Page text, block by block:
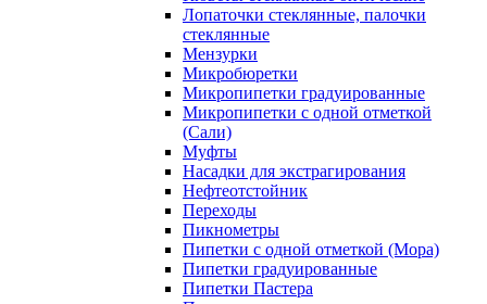
Лопаточки стеклянные, палочки
стеклянные
Мензурки
Микробюретки
Микропипетки градуированные
Микропипетки с одной отметкой
(Сали)
Муфты
Насадки для экстрагирования
Нефтеотстойник
Переходы
Пикнометры
Пипетки с одной отметкой (Мора)
Пипетки градуированные
Пипетки Пастера